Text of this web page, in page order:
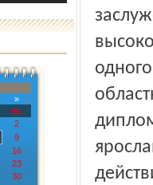
»
Вс
2
9
16
23
30